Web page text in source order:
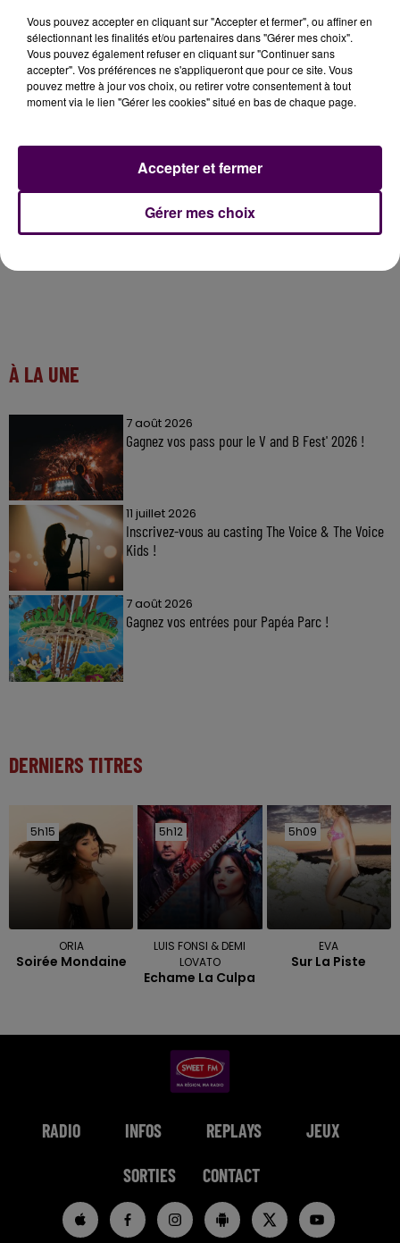
faune", les zones de stationnement seront"de
préférence réalisées en matériaux perméables afin
de favoriser l’infiltration des eaux de pluie"indiquent
les documents officiels, selon lesquels"la palette
À LA UNE
7 août 2026
Gagnez vos pass pour le V and B Fest' 2026 !
11 juillet 2026
Inscrivez-vous au casting The Voice & The Voice
Kids !
7 août 2026
Gagnez vos entrées pour Papéa Parc !
DERNIERS TITRES
5h15
5h15
ORIA
Soirée Mondaine
5h12
5h12
LUIS FONSI & DEMI
LOVATO
Echame La Culpa
5h09
5h09
EVA
Sur La Piste
RADIO INFOS REPLAYS JEUX
SORTIES CONTACT
Vous pouvez accepter en cliquant sur "Accepter et fermer", ou affiner en
sélectionnant les finalités et/ou partenaires dans "Gérer mes choix".
Vous pouvez également refuser en cliquant sur "Continuer sans
accepter". Vos préférences ne s'appliqueront que pour ce site. Vous
pouvez mettre à jour vos choix, ou retirer votre consentement à tout
moment via le lien "Gérer les cookies" situé en bas de chaque page.
Gérer mes choix
Accepter et fermer